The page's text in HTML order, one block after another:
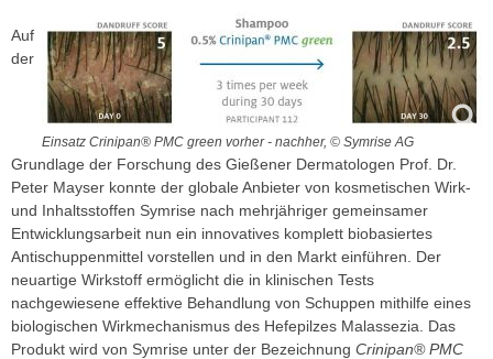
Einsatz Crinipan® PMC green vorher - nachher, © Symrise AG
Auf
der
Grundlage der Forschung des Gießener Dermatologen Prof. Dr.
Peter Mayser konnte der globale Anbieter von kosmetischen Wirk-
und Inhaltsstoffen Symrise nach mehrjähriger gemeinsamer
Entwicklungsarbeit nun ein innovatives komplett biobasiertes
Antischuppenmittel vorstellen und in den Markt einführen. Der
neuartige Wirkstoff ermöglicht die in klinischen Tests
nachgewiesene effektive Behandlung von Schuppen mithilfe eines
biologischen Wirkmechanismus des Hefepilzes Malassezia. Das
Produkt wird von Symrise unter der Bezeichnung Crinipan® PMC